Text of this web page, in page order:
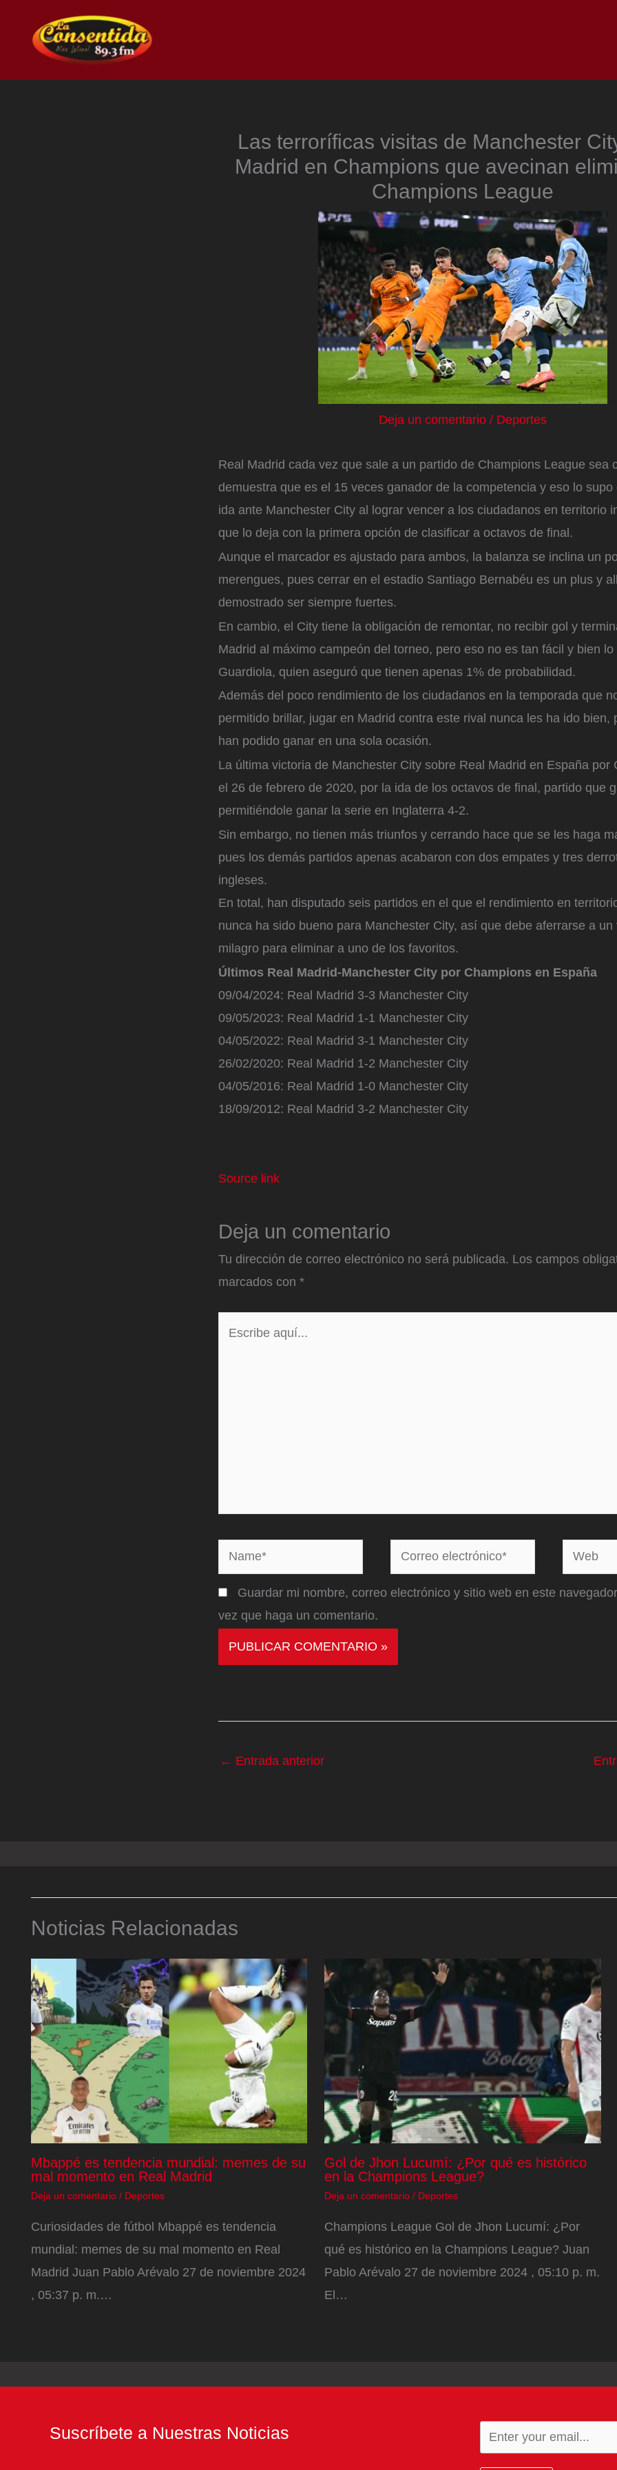
contenido
Las terroríficas visitas de Manchester
Madrid en Champions que avecinan
Champions League
Deja un comentario / Deportes
Real Madrid cada vez que sale a un partido de Champions League sea
demuestra que es el 15 veces ganador de la competencia y eso lo
ida ante Manchester City al lograr vencer a los ciudadanos en territorio
que lo deja con la primera opción de clasificar a octavos de final.
Aunque el marcador es ajustado para ambos, la balanza se inclina un
merengues, pues cerrar en el estadio Santiago Bernabéu es un plus y
demostrado ser siempre fuertes.
En cambio, el City tiene la obligación de remontar, no recibir gol y
Madrid al máximo campeón del torneo, pero eso no es tan fácil y bien
Guardiola, quien aseguró que tienen apenas 1% de probabilidad.
Además del poco rendimiento de los ciudadanos en la temporada que
permitido brillar, jugar en Madrid contra este rival nunca les ha ido bien,
han podido ganar en una sola ocasión.
La última victoria de Manchester City sobre Real Madrid en España por
el 26 de febrero de 2020, por la ida de los octavos de final, partido que
permitiéndole ganar la serie en Inglaterra 4-2.
Sin embargo, no tienen más triunfos y cerrando hace que se les haga
pues los demás partidos apenas acabaron con dos empates y tres
ingleses.
En total, han disputado seis partidos en el que el rendimiento en
nunca ha sido bueno para Manchester City, así que debe aferrarse a un
milagro para eliminar a uno de los favoritos.
Últimos Real Madrid-Manchester City por Champions en España
09/04/2024: Real Madrid 3-3 Manchester City
09/05/2023: Real Madrid 1-1 Manchester City
04/05/2022: Real Madrid 3-1 Manchester City
26/02/2020: Real Madrid 1-2 Manchester City
04/05/2016: Real Madrid 1-0 Manchester City
18/09/2012: Real Madrid 3-2 Manchester City
Source link
Deja un comentario
Tu dirección de correo electrónico no será publicada. Los campos
marcados con *
Name*
Correo
electrónico*
Web
Guardar mi nombre, correo electrónico y sitio web en este
vez que haga un comentario.
← Entrada anterior
Noticias Relacionadas
Mbappé es tendencia mundial: memes de su
mal momento en Real Madrid
Deja un comentario / Deportes
Curiosidades de fútbol Mbappé es tendencia
mundial: memes de su mal momento en Real
Madrid Juan Pablo Arévalo 27 de noviembre 2024
, 05:37 p. m.…
Gol de Jhon Lucumí: ¿Por qué es histórico
en la Champions League?
Deja un comentario / Deportes
Champions League Gol de Jhon Lucumí: ¿Por
qué es histórico en la Champions League? Juan
Pablo Arévalo 27 de noviembre 2024 , 05:10 p. m.
El…
Suscríbete a Nuestras Noticias